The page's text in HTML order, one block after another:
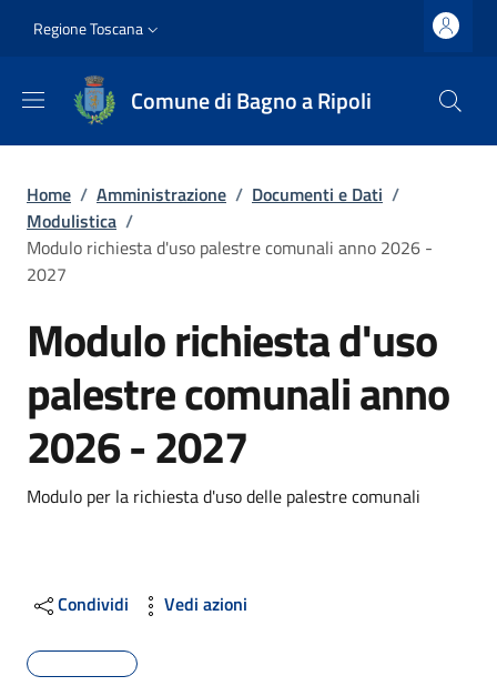
Slim top
Regione Toscana
Comune di Bagno a Ripoli
Briciole di pane
Home / Amministrazione / Documenti e Dati /
Modulistica /
Modulo richiesta d'uso palestre comunali anno 2026 -
2027
Modulo richiesta d'uso
palestre comunali anno
2026 - 2027
Dettagli
Modulo per la richiesta d'uso delle palestre comunali
Condividi Vedi azioni